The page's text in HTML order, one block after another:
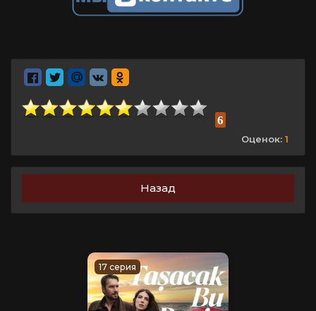
6
Оценок: 1
Назад
17 серия